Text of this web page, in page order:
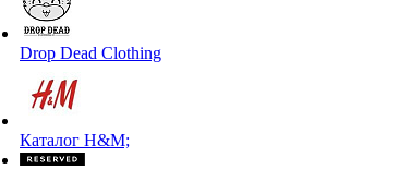
Drop Dead Clothing
Каталог H&M;